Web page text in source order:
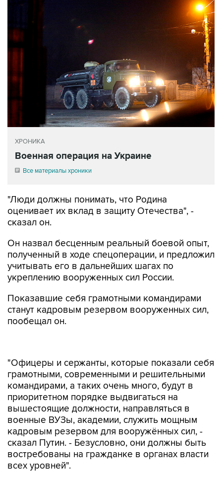
ХРОНИКА
Военная операция на Украине
Все материалы хроники
"Люди должны понимать, что Родина
оценивает их вклад в защиту Отечества", -
сказал он.
Он назвал бесценным реальный боевой опыт,
полученный в ходе спецоперации, и предложил
учитывать его в дальнейших шагах по
укреплению вооруженных сил России.
Показавшие себя грамотными командирами
станут кадровым резервом вооруженных сил,
пообещал он.
"Офицеры и сержанты, которые показали себя
грамотными, современными и решительными
командирами, а таких очень много, будут в
приоритетном порядке выдвигаться на
вышестоящие должности, направляться в
военные ВУЗы, академии, служить мощным
кадровым резервом для вооружённых сил, -
сказал Путин. - Безусловно, они должны быть
востребованы на гражданке в органах власти
всех уровней".